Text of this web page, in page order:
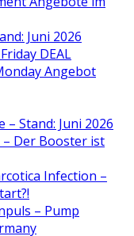
Juni 2026
DEAL
Angebot
Stand: Juni 2026
– Der Booster ist
Infection –
– Pump